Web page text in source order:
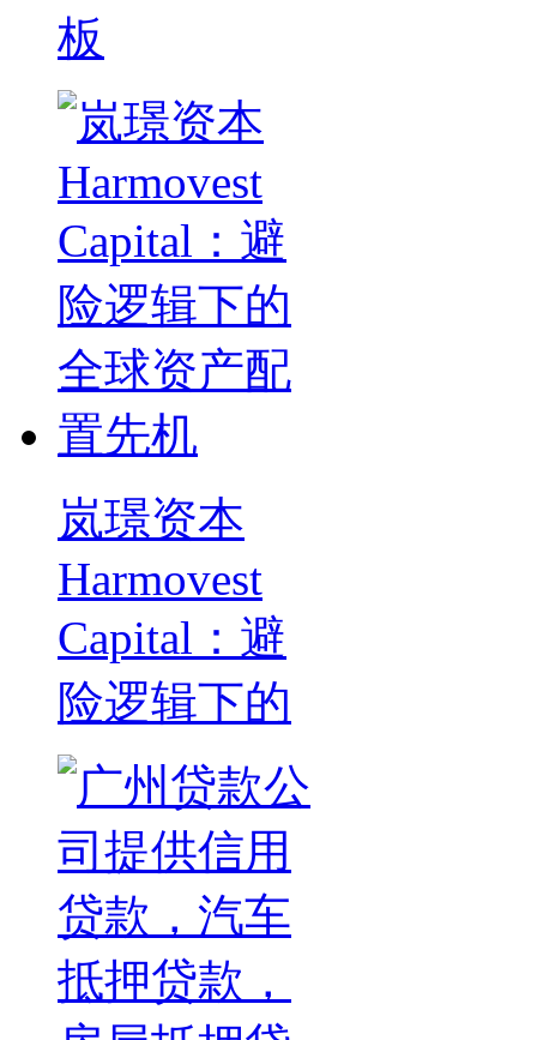
板
岚璟资本
Harmovest
Capital：避
险逻辑下的